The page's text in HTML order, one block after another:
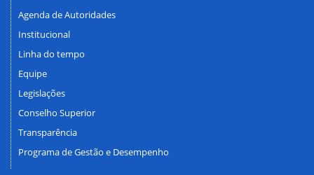
Agenda de Autoridades
Institucional
Linha do tempo
Equipe
Legislações
Conselho Superior
Transparência
Programa de Gestão e Desempenho